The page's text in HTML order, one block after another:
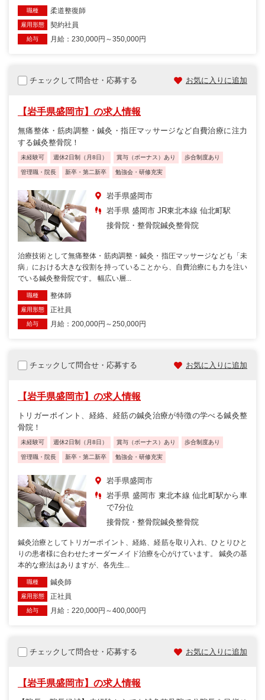
職種 柔道整復師
雇用形態 契約社員
給与 月給：230,000円～350,000円
チェックして問合せ・応募する お気に入りに追加
【岩手県盛岡市】の求人情報
無痛整体・筋肉調整・鍼灸・指圧マッサージなど自費治療に注力
する鍼灸整骨院！
未経験可 週休2日制（月8日） 賞与（ボーナス）あり 歩合制度あり
管理職・院長 新卒・第二新卒 勉強会・研修充実
岩手県盛岡市
岩手県 盛岡市 JR東北本線 仙北町駅
接骨院・整骨院鍼灸整骨院
治療技術として無痛整体・筋肉調整・鍼灸・指圧マッサージなども「未
病」における大きな役割を持っていることから、自費治療にも力を注い
でいる鍼灸整骨院です。 幅広い層...
職種 整体師
雇用形態 正社員
給与 月給：200,000円～250,000円
チェックして問合せ・応募する お気に入りに追加
【岩手県盛岡市】の求人情報
トリガーポイント、経絡、経筋の鍼灸治療が特徴の学べる鍼灸整
骨院！
未経験可 週休2日制（月8日） 賞与（ボーナス）あり 歩合制度あり
管理職・院長 新卒・第二新卒 勉強会・研修充実
岩手県盛岡市
岩手県 盛岡市 東北本線 仙北町駅から車
で7分位
接骨院・整骨院鍼灸整骨院
鍼灸治療としてトリガーポイント、経絡、経筋を取り入れ、ひとりひと
りの患者様に合わせたオーダーメイド治療を心がけています。 鍼灸の基
本的な療法はありますが、各先生...
職種 鍼灸師
雇用形態 正社員
給与 月給：220,000円～400,000円
チェックして問合せ・応募する お気に入りに追加
【岩手県盛岡市】の求人情報